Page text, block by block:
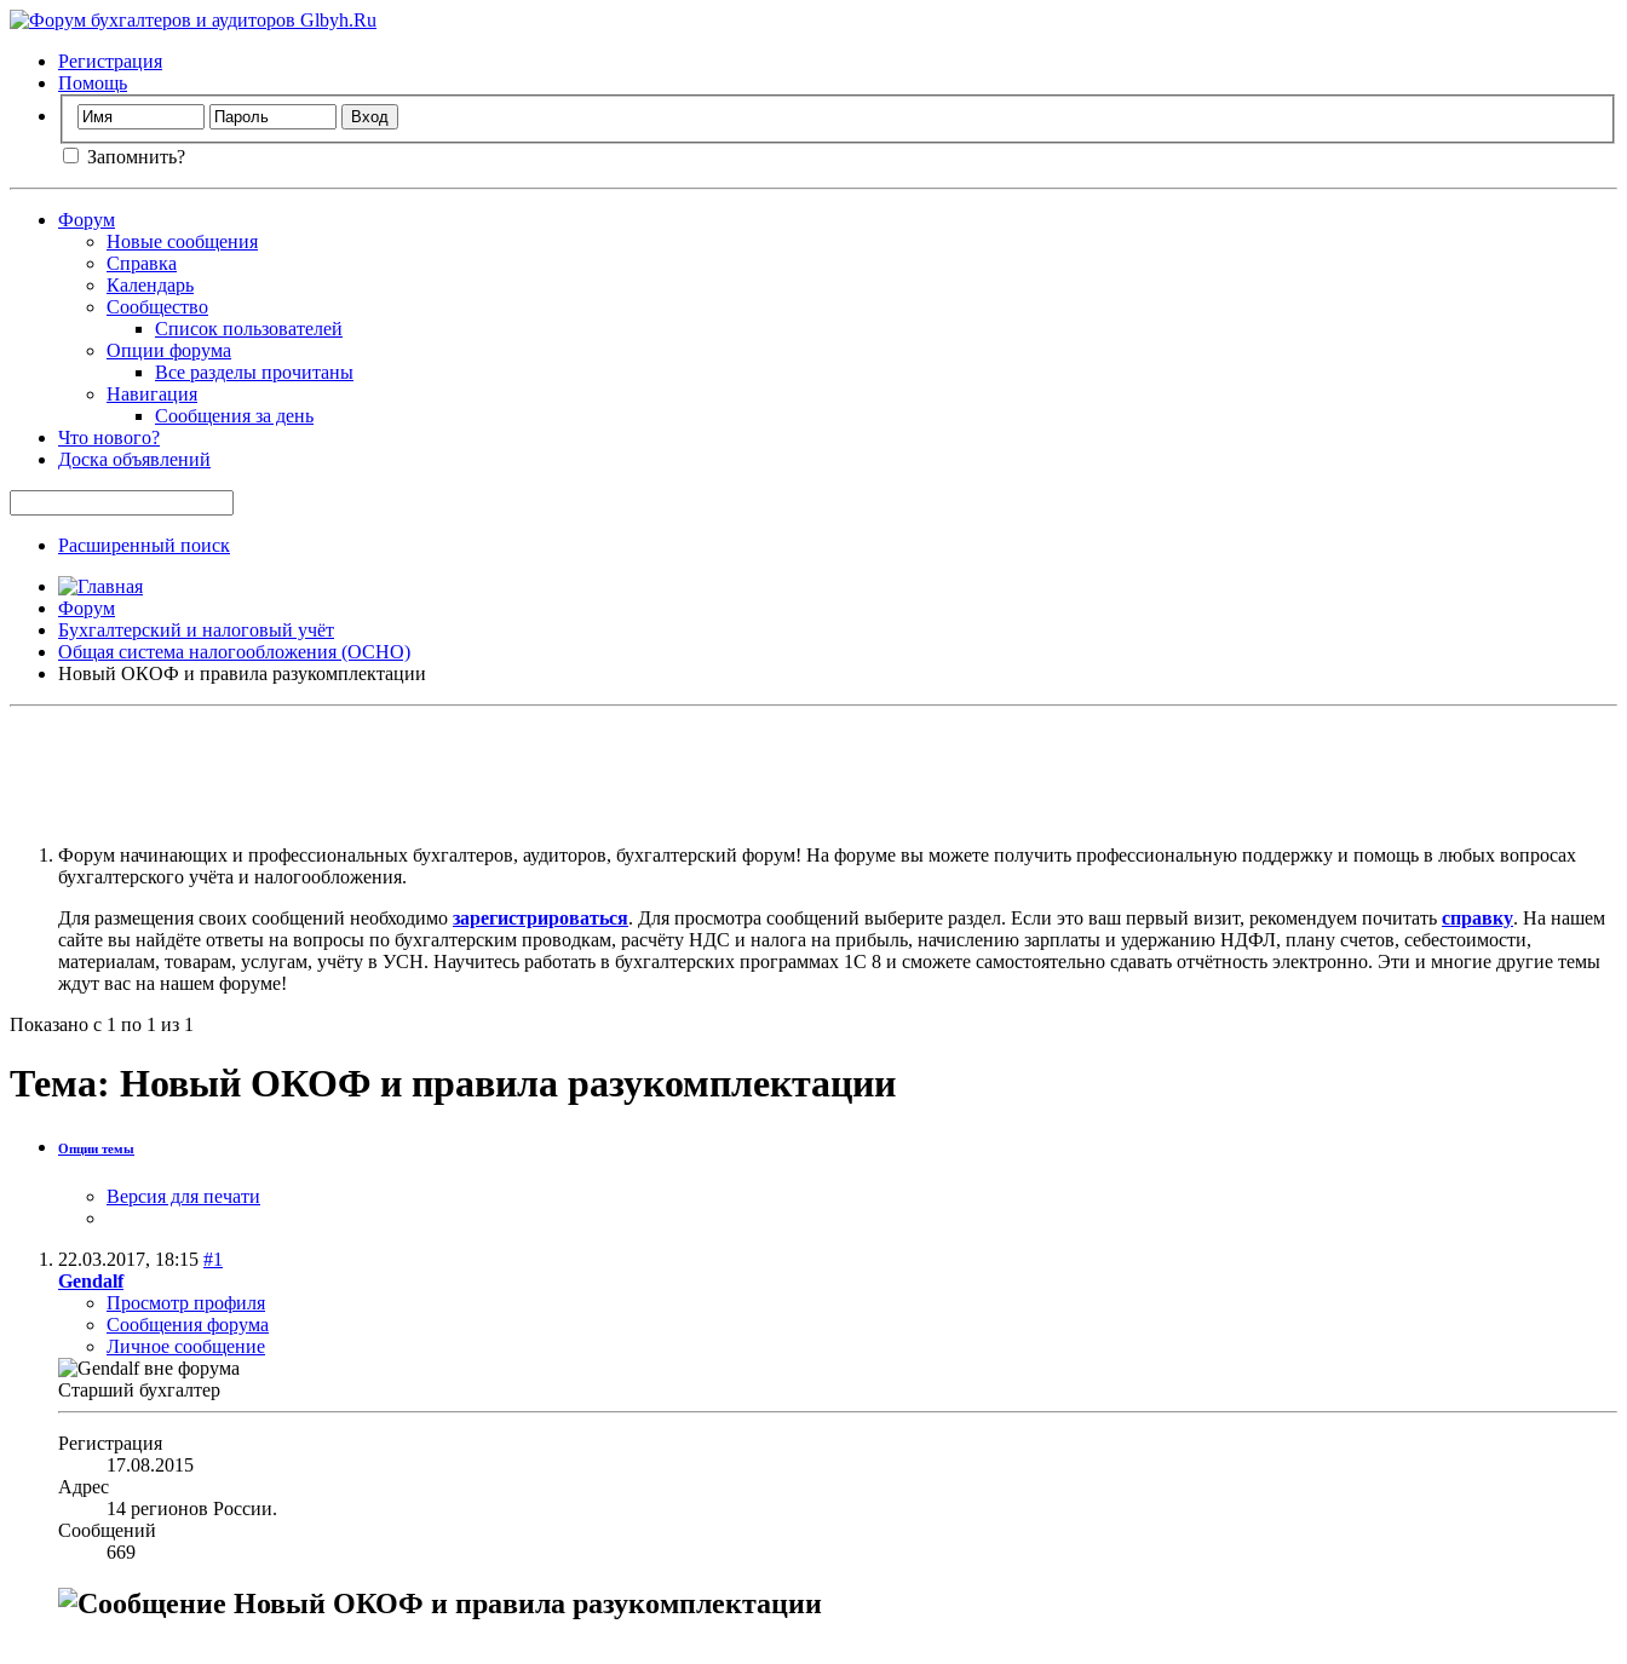
Регистрация
Помощь
Запомнить?
Форум
Новые сообщения
Справка
Календарь
Сообщество
Список пользователей
Опции форума
Все разделы прочитаны
Навигация
Сообщения за день
Что нового?
Доска объявлений
Расширенный поиск
Форум
Бухгалтерский и налоговый учёт
Общая система налогообложения (ОСНО)
Новый ОКОФ и правила разукомплектации
Форум начинающих и профессиональных бухгалтеров, аудиторов, бухгалтерский форум! На форуме вы можете получить профессиональную поддержку и помощь в любых вопросах
бухгалтерского учёта и налогообложения.
Для размещения своих сообщений необходимо зарегистрироваться. Для просмотра сообщений выберите раздел. Если это ваш первый визит, рекомендуем почитать справку. На нашем
сайте вы найдёте ответы на вопросы по бухгалтерским проводкам, расчёту НДС и налога на прибыль, начислению зарплаты и удержанию НДФЛ, плану счетов, себестоимости,
материалам, товарам, услугам, учёту в УСН. Научитесь работать в бухгалтерских программах 1С 8 и сможете самостоятельно сдавать отчётность электронно. Эти и многие другие темы
ждут вас на нашем форуме!
Показано с 1 по 1 из 1
Тема: Новый ОКОФ и правила разукомплектации
Опции темы
Версия для печати
22.03.2017, 18:15 #1
Gendalf
Просмотр профиля
Сообщения форума
Личное сообщение
Старший бухгалтер
Регистрация
17.08.2015
Адрес
14 регионов России.
Сообщений
669
Новый ОКОФ и правила разукомплектации